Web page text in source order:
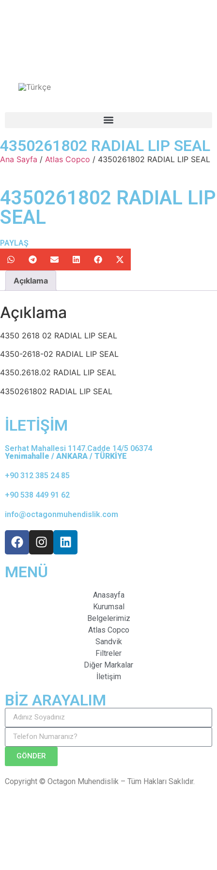
4350261802 RADIAL LIP SEAL
Ana Sayfa / Atlas Copco / 4350261802 RADIAL LIP SEAL
4350261802 RADIAL LIP
SEAL
PAYLAŞ
Açıklama
Açıklama
4350 2618 02 RADIAL LIP SEAL
4350-2618-02 RADIAL LIP SEAL
4350.2618.02 RADIAL LIP SEAL
4350261802 RADIAL LIP SEAL
İLETİŞİM
Serhat Mahallesi 1147.Cadde 14/5 06374
Yenimahalle / ANKARA / TÜRKİYE
+90 312 385 24 85
+90 538 449 91 62
info@octagonmuhendislik.com
MENÜ
Anasayfa
Kurumsal
Belgelerimiz
Atlas Copco
Sandvik
Filtreler
Diğer Markalar
İletişim
BİZ ARAYALIM
GÖNDER
Copyright © Octagon Muhendislik – Tüm Hakları Saklıdır.